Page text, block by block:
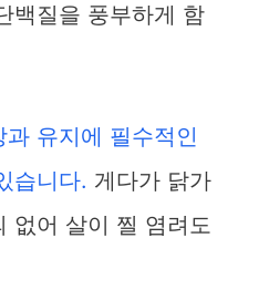
백질을 풍부하게 함
유지에 필수적인
습니다. 게다가 닭가
없어 살이 찔 염려도